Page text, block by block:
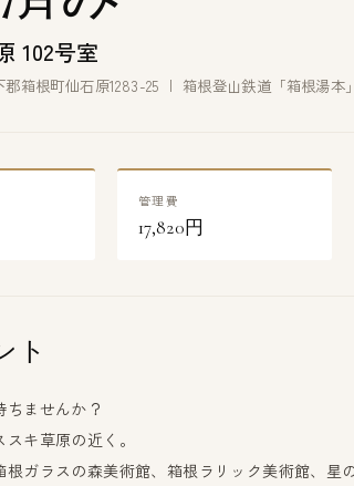
102号室
郡箱根町仙石原1283-25 | 箱根登山鉄道「箱根湯本
管理費
17,820円
ト
ちませんか？
キ草原の近く。
根ガラスの森美術館、箱根ラリック美術館、星